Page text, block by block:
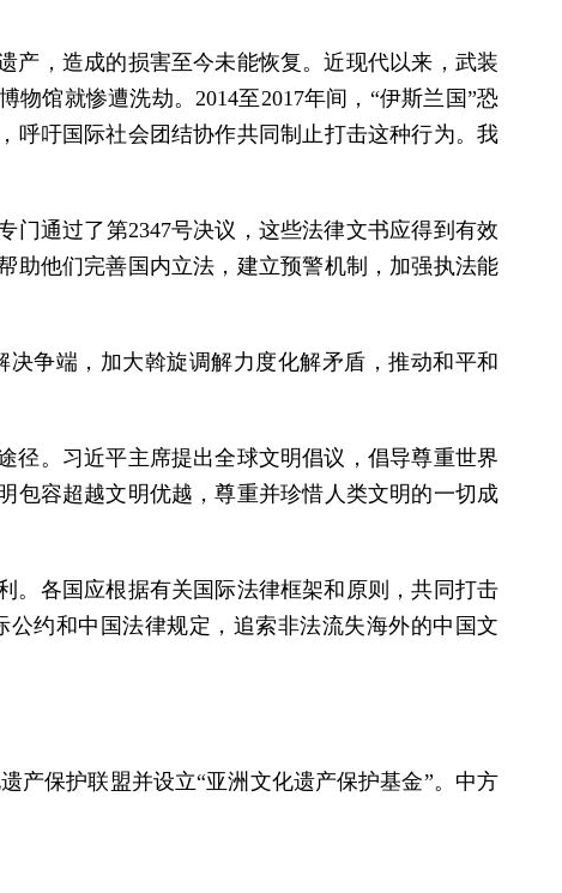
产，造成的损害至今未能恢复。近现代以来，武装
馆就惨遭洗劫。2014至2017年间，“伊斯兰国”恐
呼吁国际社会团结协作共同制止打击这种行为。我
通过了第2347号决议，这些法律文书应得到有效
助他们完善国内立法，建立预警机制，加强执法能
争端，加大斡旋调解力度化解矛盾，推动和平和
径。习近平主席提出全球文明倡议，倡导尊重世界
包容超越文明优越，尊重并珍惜人类文明的一切成
。各国应根据有关国际法律框架和原则，共同打击
约和中国法律规定，追索非法流失海外的中国文
产保护联盟并设立“亚洲文化遗产保护基金”。中方